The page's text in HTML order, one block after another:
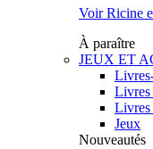
Voir Ricine
À paraître
JEUX ET
Livres
Livres
Jeux
Nouveautés